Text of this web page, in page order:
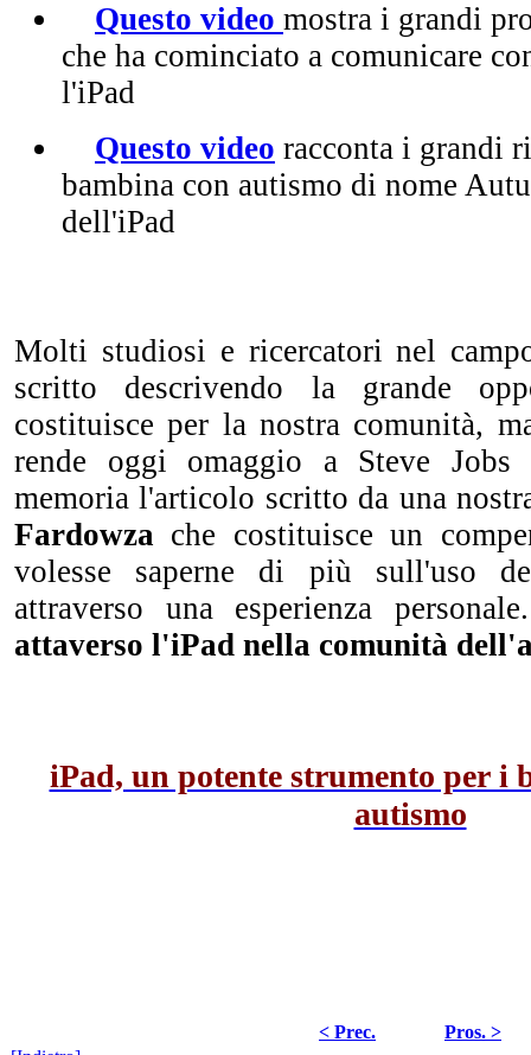
Questo video mostra i grandi
che ha cominciato a comunicare
l'iPad
Questo video racconta i grandi
bambina con autismo di nome
dell'iPad
Molti studiosi e ricercatori nel
scritto descrivendo la grande
costituisce per la nostra comunità,
rende oggi omaggio a Steve Jobs
memoria l'articolo scritto da una
Fardowza che costituisce un
volesse saperne di più sull'uso
attraverso una esperienza
attaverso l'iPad nella comunità
iPad, un potente strumento per i
autismo
< Prec.
Pros. >